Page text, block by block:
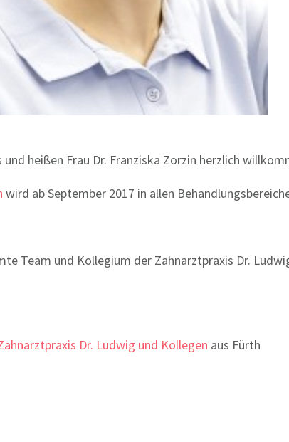
und heißen Frau Dr. Franziska Zorzin herzlich
wird ab September 2017 in allen
Team und Kollegium der Zahnarztpraxis Dr.
Dr. Ludwig und Kollegen aus Fürth